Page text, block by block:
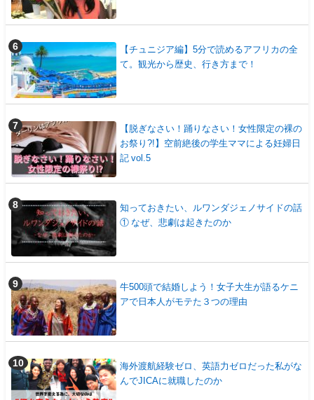
【チュニジア編】5分で読めるアフリカの全
て。観光から歴史、行き方まで！
【脱ぎなさい！踊りなさい！女性限定の裸の
お祭り?!】空前絶後の学生ママによる妊婦日
記 vol.5
知っておきたい、ルワンダジェノサイドの話
① なぜ、悲劇は起きたのか
牛500頭で結婚しよう！女子大生が語るケニ
アで日本人がモテた３つの理由
海外渡航経験ゼロ、英語力ゼロだった私がな
んでJICAに就職したのか